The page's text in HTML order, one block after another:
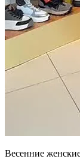
Весенние